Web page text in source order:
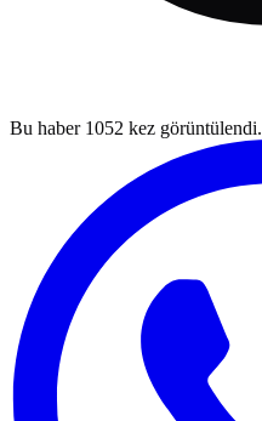
Bu haber 1052 kez görüntülendi.